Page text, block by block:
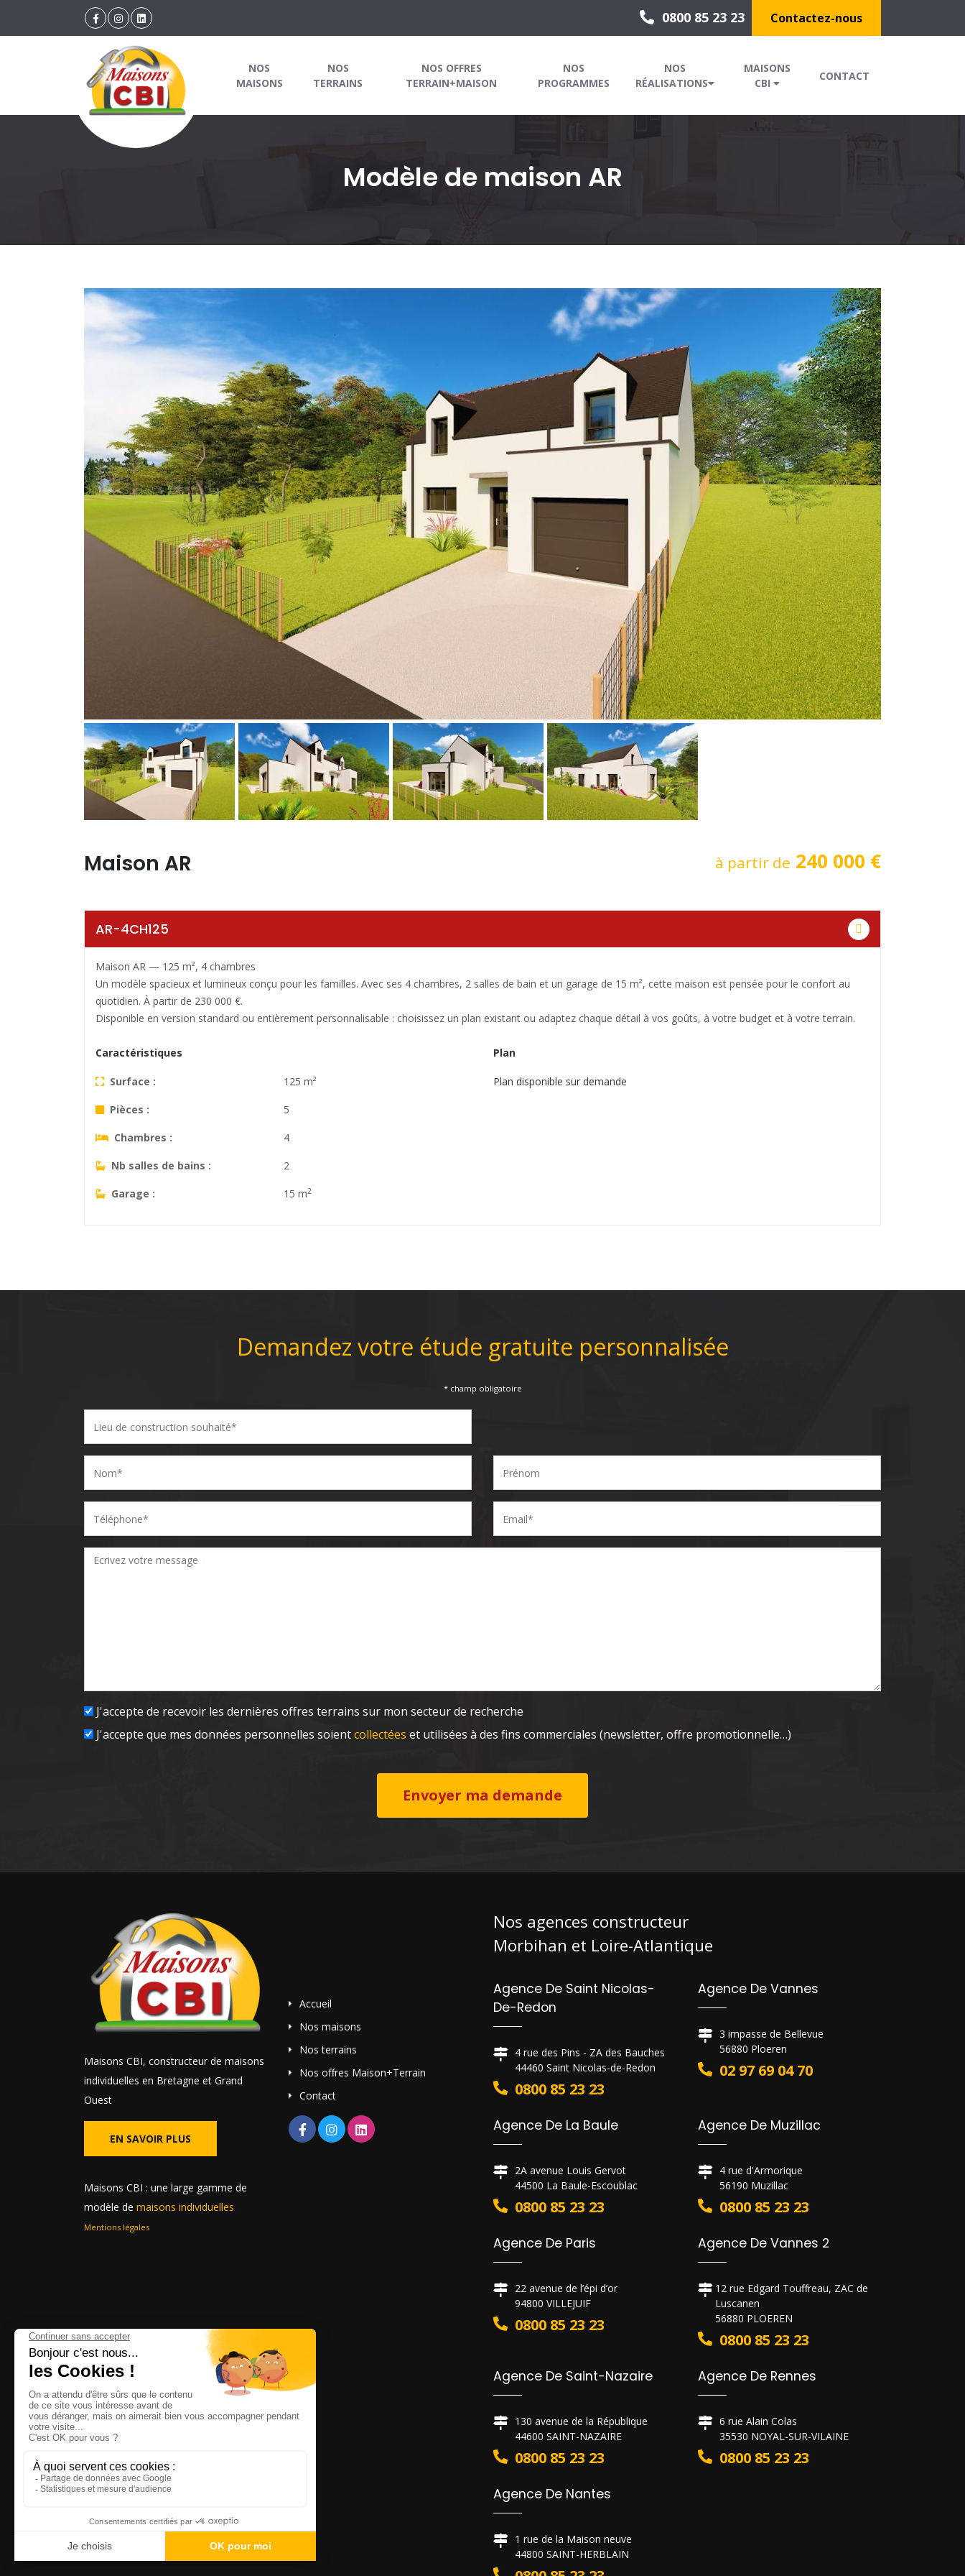
0800 85 23 23 Contactez-nous
NOS
MAISONS
NOS
TERRAINS
NOS OFFRES
TERRAIN+MAISON
NOS
PROGRAMMES
NOS
RÉALISATIONS
MAISONS
CBI
CONTACT
Modèle de maison AR
Maison AR à partir de 240 000 €
AR-4CH125
Maison AR — 125 m², 4 chambres
Un modèle spacieux et lumineux conçu pour les familles. Avec ses 4 chambres, 2 salles de bain et un garage de 15 m², cette maison est pensée pour le confort au
quotidien. À partir de 230 000 €.
Disponible en version standard ou entièrement personnalisable : choisissez un plan existant ou adaptez chaque détail à vos goûts, à votre budget et à votre terrain.
Caractéristiques
Surface : 125 m²
Pièces : 5
Chambres : 4
Nb salles de bains : 2
Garage : 15 m2
Plan
Plan disponible sur demande
Demandez votre étude gratuite personnalisée
* champ obligatoire
J'accepte de recevoir les dernières offres terrains sur mon secteur de recherche
J'accepte que mes données personnelles soientcollectées et utilisées à des fins commerciales (newsletter, offre promotionnelle…)
Envoyer ma demande
Maisons CBI, constructeur de maisons
individuelles en Bretagne et Grand
Ouest
EN SAVOIR PLUS
Maisons CBI : une large gamme de
modèle de maisons individuelles
Mentions légales
Accueil
Nos maisons
Nos terrains
Nos offres Maison+Terrain
Contact
Nos agences constructeur
Morbihan et Loire-Atlantique
Agence De Saint Nicolas-
De-Redon
4 rue des Pins - ZA des Bauches
44460 Saint Nicolas-de-Redon
0800 85 23 23
Agence De Vannes
3 impasse de Bellevue
56880 Ploeren
02 97 69 04 70
Agence De La Baule
2A avenue Louis Gervot
44500 La Baule-Escoublac
0800 85 23 23
Agence De Muzillac
4 rue d'Armorique
56190 Muzillac
0800 85 23 23
Agence De Paris
22 avenue de l’épi d’or
94800 VILLEJUIF
0800 85 23 23
Agence De Vannes 2
12 rue Edgard Touffreau, ZAC de
Luscanen
56880 PLOEREN
0800 85 23 23
Agence De Saint-Nazaire
130 avenue de la République
44600 SAINT-NAZAIRE
0800 85 23 23
Agence De Rennes
6 rue Alain Colas
35530 NOYAL-SUR-VILAINE
0800 85 23 23
Agence De Nantes
1 rue de la Maison neuve
44800 SAINT-HERBLAIN